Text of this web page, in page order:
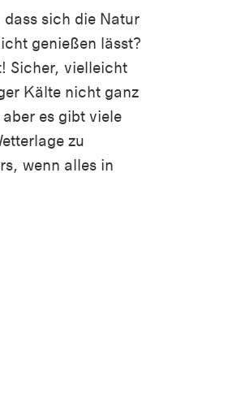
sich die Natur
genießen lässt?
Sicher, vielleicht
Kälte nicht ganz
es gibt viele
zu
wenn alles in